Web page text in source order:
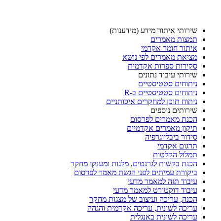
שירותי איתור מידע (מידענות)
תמצות מאמרים
איתור חומר אקדמי
מציאת מאמרים לפי נושא
סקירות ספרות אקדמית
שירותי עיבוד נתונים
ניתוחים סטטיסטיים
ניתוחים סטטיסטיים ב-R
ניתוח תוכן למחקרים איכותניים
שירותים נוספים
הכנת מאמרים לפרסום
תיקון מאמרים אקדמיים
סידור ביבליוגרפיה
תרגום אקדמי
תמלול הקלטות
הכנת בקשות לגרנטים, מלגות ומענקי מחקר
ביקורת עמיתים לפני הגשת מאמר לפרסום
עיבוד תזה למאמר מדעי
עיבוד דוקטורט למאמר מדעי
הכנה, עריכה ועיצוב של מצגות מחקר
עריכה לשונית, עריכה אקדמית והגהה
עריכה לשונית באנגלית